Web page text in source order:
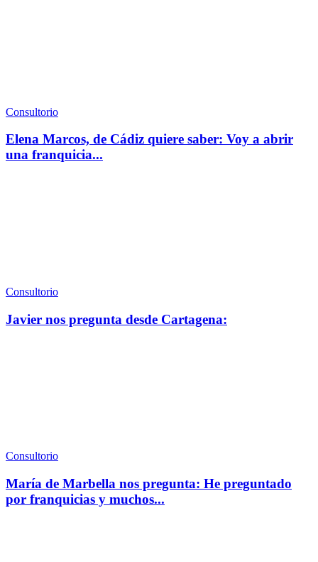
Consultorio
Elena Marcos, de Cádiz quiere saber: Voy a abrir
una franquicia...
Consultorio
Javier nos pregunta desde Cartagena:
Consultorio
María de Marbella nos pregunta: He preguntado
por franquicias y muchos...